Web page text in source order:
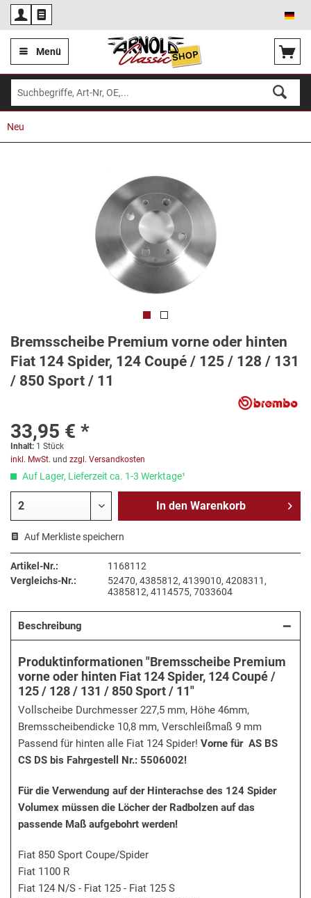
Menü
Neu
Bremsscheibe Premium vorne oder hinten
Fiat 124 Spider, 124 Coupé / 125 / 128 / 131
/ 850 Sport / 11
33,95 € *
Inhalt: 1 Stück
inkl. MwSt. und zzgl. Versandkosten
Auf Lager, Lieferzeit ca. 1-3 Werktage¹
In den Warenkorb
Auf Merkliste speichern
Artikel-Nr.:
1168112
Vergleichs-Nr.:
52470, 4385812, 4139010, 4208311,
4385812, 4114575, 7033604
Beschreibung
Produktinformationen "Bremsscheibe Premium
vorne oder hinten Fiat 124 Spider, 124 Coupé /
125 / 128 / 131 / 850 Sport / 11"
Vollscheibe Durchmesser 227,5 mm, Höhe 46mm,
Bremsscheibendicke 10,8 mm, Verschleißmaß 9 mm
Passend für hinten alle Fiat 124 Spider! Vorne für AS BS
CS DS bis Fahrgestell Nr.: 5506002!
Für die Verwendung auf der Hinterachse des 124 Spider
Volumex müssen die Löcher der Radbolzen auf das
passende Maß aufgebohrt werden!
Fiat 850 Sport Coupe/Spider
Fiat 1100 R
Fiat 124 N/S - Fiat 125 - Fiat 125 S